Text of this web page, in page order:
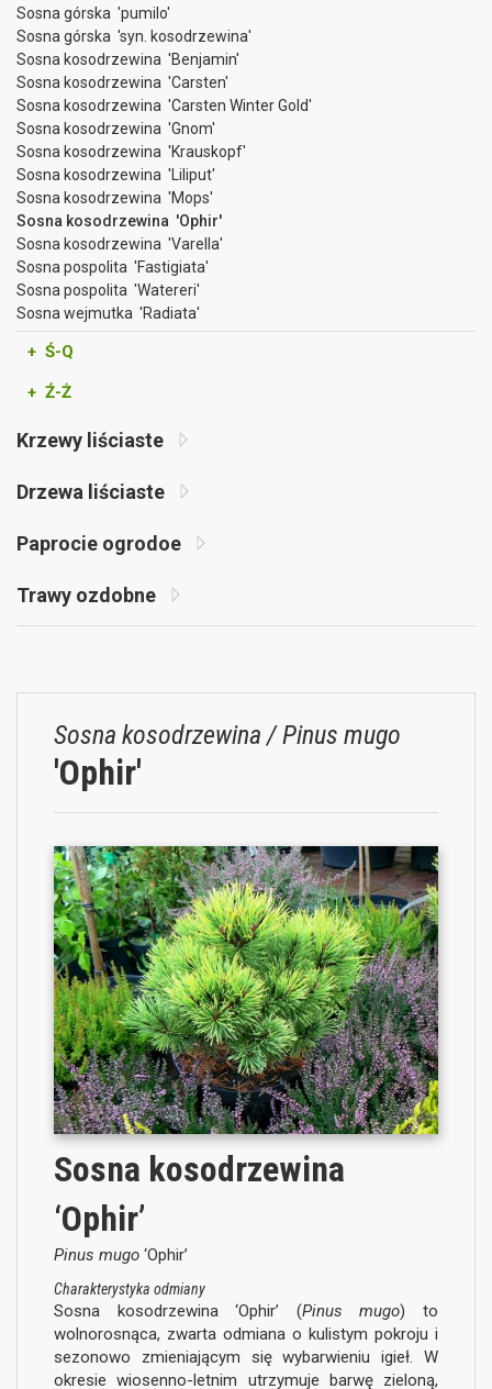
Sosna górska 'pumilo'
Sosna górska 'syn. kosodrzewina'
Sosna kosodrzewina 'Benjamin'
Sosna kosodrzewina 'Carsten'
Sosna kosodrzewina 'Carsten Winter Gold'
Sosna kosodrzewina 'Gnom'
Sosna kosodrzewina 'Krauskopf'
Sosna kosodrzewina 'Liliput'
Sosna kosodrzewina 'Mops'
Sosna kosodrzewina 'Ophir'
Sosna kosodrzewina 'Varella'
Sosna pospolita 'Fastigiata'
Sosna pospolita 'Watereri'
Sosna wejmutka 'Radiata'
+ Ś-Q
+ Ź-Ż
Krzewy liściaste
Drzewa liściaste
Paprocie ogrodoe
Trawy ozdobne
Sosna kosodrzewina / Pinus mugo
'Ophir'
Sosna kosodrzewina
‘Ophir’
Pinus mugo ‘Ophir’
Charakterystyka odmiany
Sosna kosodrzewina ‘Ophir’ (Pinus mugo) to
wolnorosnąca, zwarta odmiana o kulistym pokroju i
sezonowo zmieniającym się wybarwieniu igieł. W
okresie wiosenno-letnim utrzymuje barwę zieloną,